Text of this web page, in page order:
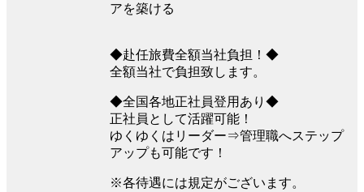
アを築ける
◆赴任旅費全額当社負担！◆
全額当社で負担致します。
◆全国各地正社員登用あり◆
正社員として活躍可能！
ゆくゆくはリーダー⇒管理職へステップ
アップも可能です！
※各待遇には規定がございます。